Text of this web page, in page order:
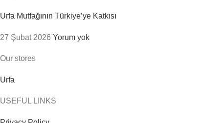
Urfa Mutfağının Türkiye’ye Katkısı
27 Şubat 2026 Yorum yok
Our stores
Urfa
USEFUL LINKS